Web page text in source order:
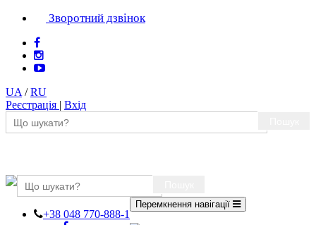
Зворотний дзвінок
UA /RU
Реєстрація | Вхід
+38 048 770-888-1
Перемкнення навігації